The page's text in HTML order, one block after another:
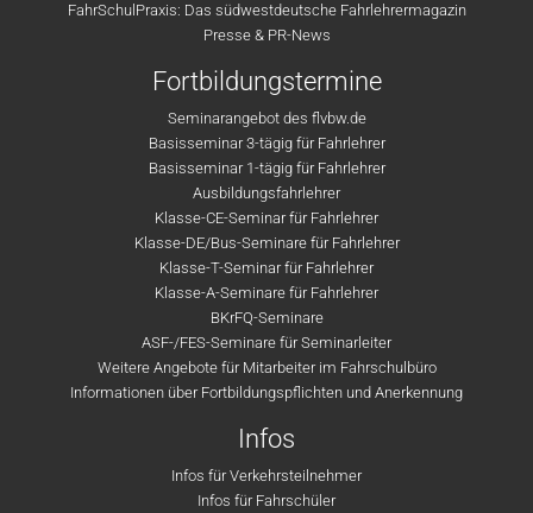
FahrSchulPraxis: Das südwestdeutsche Fahrlehrermagazin
Presse & PR-News
Fortbildungstermine
Seminarangebot des flvbw.de
Basisseminar 3-tägig für Fahrlehrer
Basisseminar 1-tägig für Fahrlehrer
Ausbildungsfahrlehrer
Klasse-CE-Seminar für Fahrlehrer
Klasse-DE/Bus-Seminare für Fahrlehrer
Klasse-T-Seminar für Fahrlehrer
Klasse-A-Seminare für Fahrlehrer
BKrFQ-Seminare
ASF-/FES-Seminare für Seminarleiter
Weitere Angebote für Mitarbeiter im Fahrschulbüro
Informationen über Fortbildungspflichten und Anerkennung
Infos
Infos für Verkehrsteilnehmer
Infos für Fahrschüler